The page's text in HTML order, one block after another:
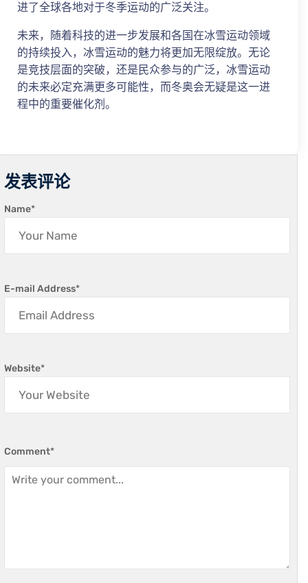
进了全球各地对于冬季运动的广泛关注。
未来，随着科技的进一步发展和各国在冰雪运动领域
的持续投入，冰雪运动的魅力将更加无限绽放。无论
是竞技层面的突破，还是民众参与的广泛，冰雪运动
的未来必定充满更多可能性，而冬奥会无疑是这一进
程中的重要催化剂。
发表评论
Name*
E-mail Address*
Website*
Comment*